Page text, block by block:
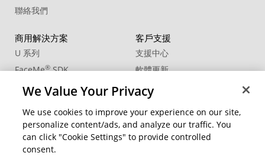
聯絡我們
商用解決方案
U 系列
FaceMe®SDK
客戶支援
支援中心
軟體更新
教學中心
CCP國際專業認證
社群資源
會員專區
變更地區
We Value Your Privacy
We use cookies to improve your experience on our site,
personalize content/ads, and analyze our traffic. You
can click "Cookie Settings" to provide controlled
consent.